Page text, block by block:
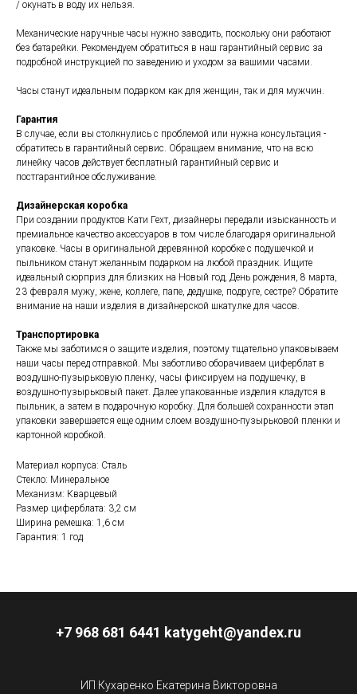
/ окунать в воду их нельзя.
Механические наручные часы нужно заводить, поскольку они работают
без батарейки. Рекомендуем обратиться в наш гарантийный сервис за
подробной инструкцией по заведению и уходом за вашими часами.
Часы станут идеальным подарком как для женщин, так и для мужчин.
Гарантия
В случае, если вы столкнулись с проблемой или нужна консультация -
обратитесь в гарантийный сервис. Обращаем внимание, что на всю
линейку часов действует бесплатный гарантийный сервис и
постгарантийное обслуживание.
Дизайнерская коробка
При создании продуктов Кати Гехт, дизайнеры передали изысканность и
премиальное качество аксессуаров в том числе благодаря оригинальной
упаковке. Часы в оригинальной деревянной коробке с подушечкой и
пыльником станут желанным подарком на любой праздник. Ищите
идеальный сюрприз для близких на Новый год, День рождения, 8 марта,
23 февраля мужу, жене, коллеге, папе, дедушке, подруге, сестре? Обратите
внимание на наши изделия в дизайнерской шкатулке для часов.
Транспортировка
Также мы заботимся о защите изделия, поэтому тщательно упаковываем
наши часы перед отправкой. Мы заботливо оборачиваем циферблат в
воздушно-пузырьковую пленку, часы фиксируем на подушечку, в
воздушно-пузырьковый пакет. Далее упакованные изделия кладутся в
пыльник, а затем в подарочную коробку. Для большей сохранности этап
упаковки завершается еще одним слоем воздушно-пузырьковой пленки и
картонной коробкой.
Материал корпуса: Сталь
Стекло: Минеральное
Механизм: Кварцевый
Размер циферблата: 3,2 см
Ширина ремешка: 1,6 см
Гарантия: 1 год
+7 968 681 6441 katygeht@yandex.ru
ИП Кухаренко Екатерина Викторовна